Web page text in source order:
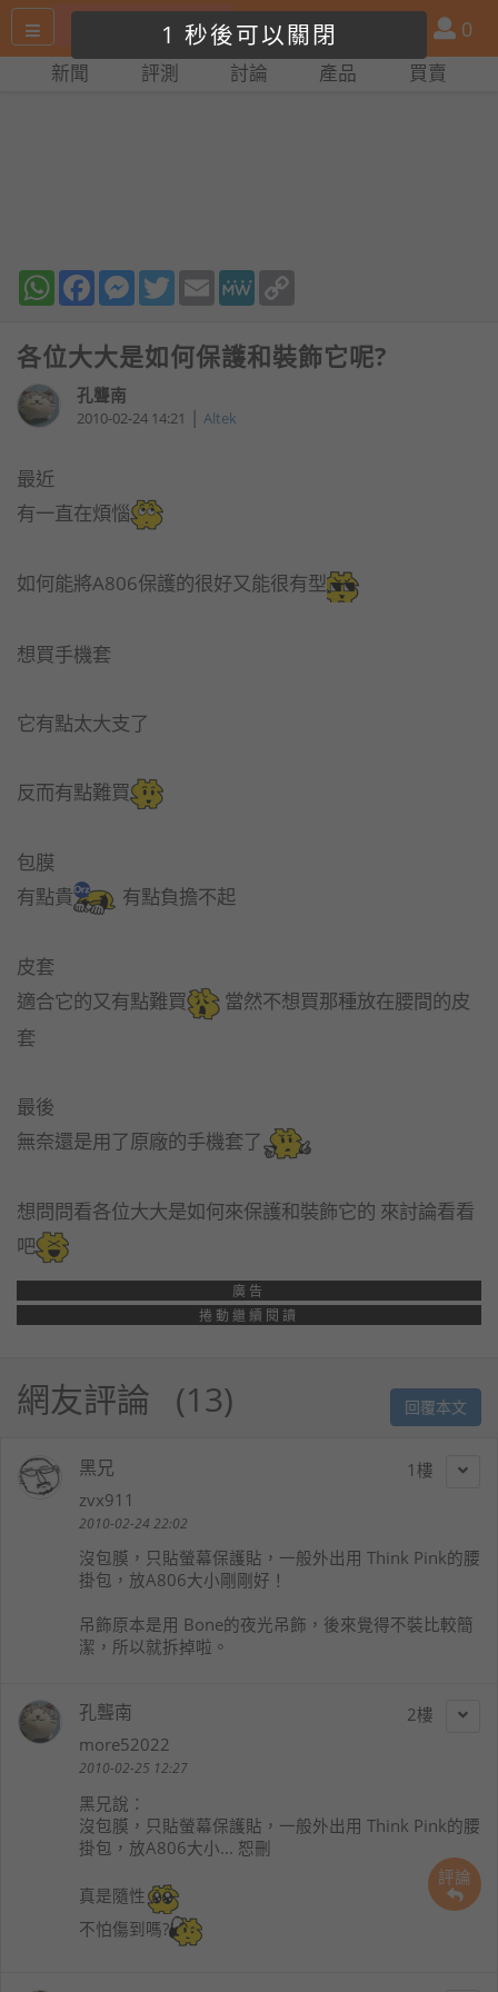
尋
產
品
比
會
員
0
新聞 評測 討論 產品 買賣
評論
WhatsAppFacebookMessenger
TwitterEmail MeWe
各位大大是如何保護和裝飾它呢?
孔聾南
2010-02-24 14:21 | Altek
最近
有一直在煩惱
如何能將A806保護的很好又能很有型
想買手機套
它有點太大支了
反而有點難買
包膜
有點貴
有點負擔不起
皮套
適合它的又有點難買
當然不想買那種放在腰間的皮
套
最後
無奈還是用了原廠的手機套了
想問問看各位大大是如何來保護和裝飾它的 來討論看看
吧
1
廣告
捲動繼續閱讀
網友評論 13 回覆本文
1
黑兄
zvx911
2010-02-24 22:02
沒包膜，只貼螢幕保護貼，一般外出用 Think Pink的腰
掛包，放A806大小剛剛好！
吊飾原本是用 Bone的夜光吊飾，後來覺得不裝比較簡
潔，所以就拆掉啦。
2
孔聾南
more52022
2010-02-25 12:27
黑兄說：
沒包膜，只貼螢幕保護貼，一般外出用 Think Pink的腰
掛包，放A806大小... 恕刪
真是隨性
不怕傷到嗎?